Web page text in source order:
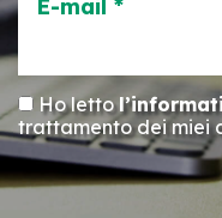
E-mail *
Ho letto
trattamento dei miei